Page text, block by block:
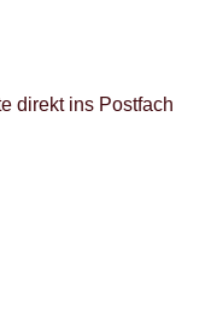
direkt ins Postfach